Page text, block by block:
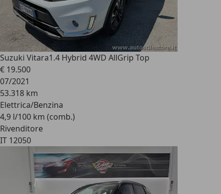
Suzuki Vitara1.4 Hybrid 4WD AllGrip Top
€ 19.500
07/2021
53.318 km
Elettrica/Benzina
4,9 l/100 km (comb.)
Rivenditore
IT 12050